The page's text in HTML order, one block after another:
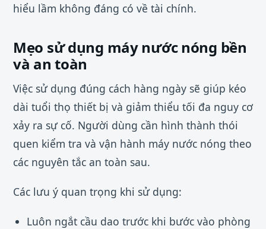
hiểu lầm không đáng có về tài chính.
Mẹo sử dụng máy nước nóng bền
và an toàn
Việc sử dụng đúng cách hàng ngày sẽ giúp kéo
dài tuổi thọ thiết bị và giảm thiểu tối đa nguy cơ
xảy ra sự cố. Người dùng cần hình thành thói
quen kiểm tra và vận hành máy nước nóng theo
các nguyên tắc an toàn sau.
Các lưu ý quan trọng khi sử dụng:
Luôn ngắt cầu dao trước khi bước vào phòng